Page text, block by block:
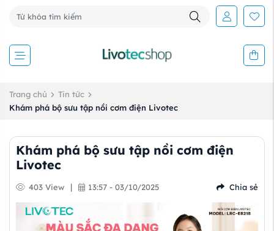
Trang chủ
Tin tức
Khám phá bộ sưu tập nồi cơm điện Livotec
Khám phá bộ sưu tập nồi cơm điện
Livotec
403 View | 13:57 - 03/10/2025 Chia sẻ